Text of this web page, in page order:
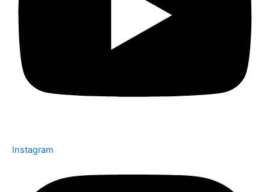
Instagram